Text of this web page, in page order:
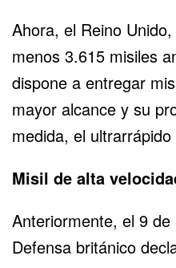
Ahora, el Reino
menos 3.615 misiles
dispone a entregar
mayor alcance y su
medida, el
Misil de alta
Anteriormente, el 9
Defensa británico